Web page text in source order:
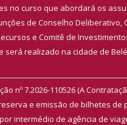
no curso que abordará os
de Conselho Deliberativo,
e Comitê de
será realizado na cidade de
nº 7.2026-110526 (A
e emissão de bilhetes de
intermédio de agência de